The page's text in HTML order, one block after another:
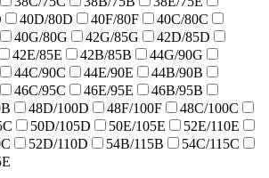
40D/80D 40F/80F
40C/80C
40G/80G 42G/85G
42D/85D
42E/85E 42B/85B
44G/90G
44C/90C 44E/90E
44B/90B
46C/95C 46E/95E
46B/95B
48D/100D 48F/100F
48C/100C
50D/105D 50E/105E
52E/110E
52D/110D 54B/115B
54C/115C